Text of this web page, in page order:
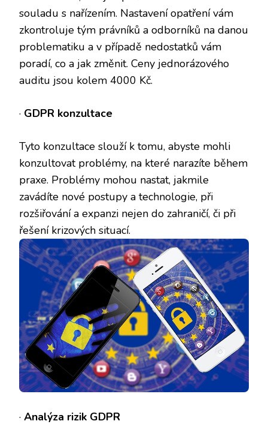
souladu s nařízením. Nastavení opatření vám
zkontroluje tým právníků a odborníků na danou
problematiku a v případě nedostatků vám
poradí, co a jak změnit. Ceny jednorázového
auditu jsou kolem 4000 Kč.
· GDPR konzultace
Tyto konzultace slouží k tomu, abyste mohli
konzultovat problémy, na které narazíte během
praxe. Problémy mohou nastat, jakmile
zavádíte nové postupy a technologie, při
rozšiřování a expanzi nejen do zahraničí, či při
řešení krizových situací.
· Analýza rizik GDPR